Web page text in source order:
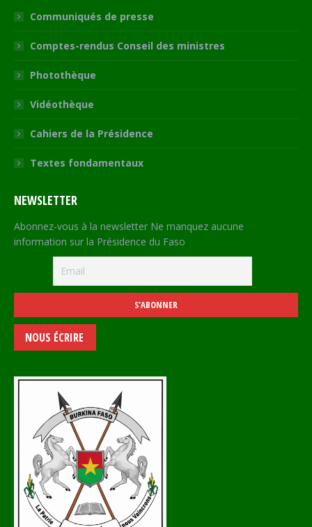
Communiqués de presse
Comptes-rendus Conseil des ministres
Photothèque
Vidéothèque
Cahiers de la Présidence
Textes fondamentaux
NEWSLETTER
Abonnez-vous à la newsletter Ne manquez aucune
information sur la Présidence du Faso
NOUS ÉCRIRE